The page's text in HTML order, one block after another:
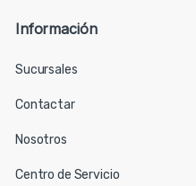
Información
Sucursales
Contactar
Nosotros
Centro de Servicio